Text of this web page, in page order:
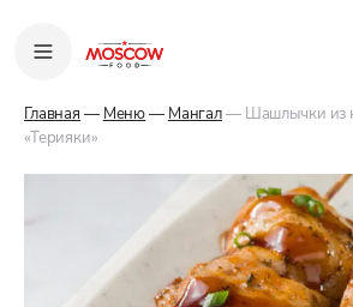
Главная — Меню— Мангал— Шашлычки из
«Терияки»